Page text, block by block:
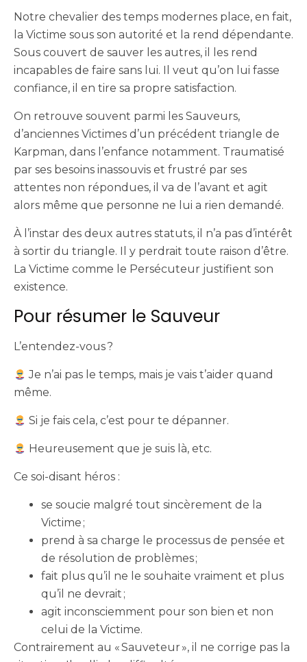
Notre chevalier des temps modernes place, en fait,
la Victime sous son autorité et la rend dépendante.
Sous couvert de sauver les autres, il les rend
incapables de faire sans lui. Il veut qu’on lui fasse
confiance, il en tire sa propre satisfaction.
On retrouve souvent parmi les Sauveurs,
d’anciennes Victimes d’un précédent triangle de
Karpman, dans l’enfance notamment. Traumatisé
par ses besoins inassouvis et frustré par ses
attentes non répondues, il va de l’avant et agit
alors même que personne ne lui a rien demandé.
À l’instar des deux autres statuts, il n’a pas d’intérêt
à sortir du triangle. Il y perdrait toute raison d’être.
La Victime comme le Persécuteur justifient son
existence.
Pour résumer le Sauveur
L’entendez-vous ?
Je n’ai pas le temps, mais je vais t’aider quand
même.
Si je fais cela, c’est pour te dépanner.
Heureusement que je suis là, etc.
Ce soi-disant héros :
se soucie malgré tout sincèrement de la
Victime ;
prend à sa charge le processus de pensée et
de résolution de problèmes ;
fait plus qu’il ne le souhaite vraiment et plus
qu’il ne devrait ;
agit inconsciemment pour son bien et non
celui de la Victime.
Contrairement au « Sauveteur », il ne corrige pas la